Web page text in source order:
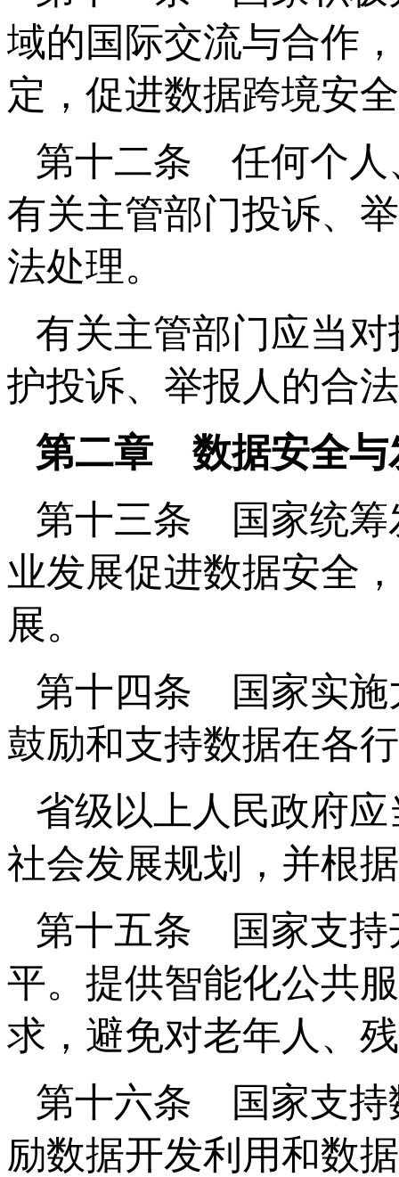
域的国际交流与合作
定，促进数据跨境安
第十二条 任何个人
有关主管部门投诉、
法处理。
有关主管部门应当
护投诉、举报人的合
第二章 数据安全与
第十三条 国家统筹
业发展促进数据安全
展。
第十四条 国家实施
鼓励和支持数据在各
省级以上人民政府
社会发展规划，并根
第十五条 国家支持
平。提供智能化公共
求，避免对老年人、
第十六条 国家支持
励数据开发利用和数